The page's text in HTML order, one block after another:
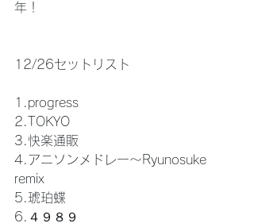
年！
12/26セットリスト
1.progress
2.TOKYO
3.快楽通販
4.アニソンメドレー〜Ryunosuke
remix
5.琥珀蝶
6.４９８９